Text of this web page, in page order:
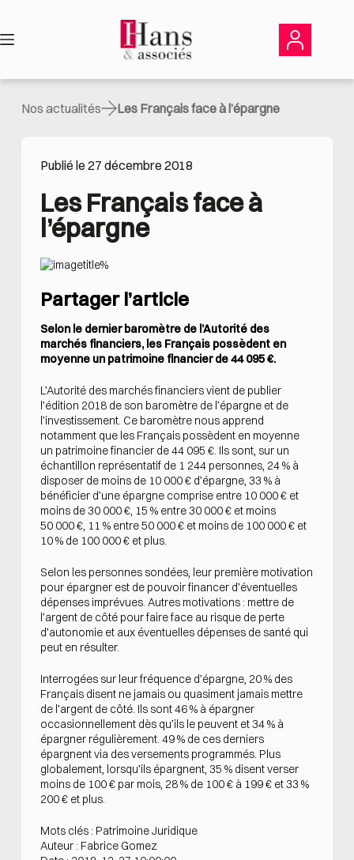
contenu
Nos actualités Les Français face à l’épargne
Publié le 27 décembre 2018
Les Français face à
l’épargne
Partager l’article
Selon le dernier baromètre de l’Autorité des
marchés financiers, les Français possèdent en
moyenne un patrimoine financier de 44 095 €.
L’Autorité des marchés financiers vient de publier
l’édition 2018 de son baromètre de l’épargne et de
l’investissement. Ce baromètre nous apprend
notamment que les Français possèdent en moyenne
un patrimoine financier de 44 095 €. Ils sont, sur un
échantillon représentatif de 1 244 personnes, 24 % à
disposer de moins de 10 000 € d’épargne, 33 % à
bénéficier d’une épargne comprise entre 10 000 € et
moins de 30 000 €, 15 % entre 30 000 € et moins
50 000 €, 11 % entre 50 000 € et moins de 100 000 € et
10 % de 100 000 € et plus.
Selon les personnes sondées, leur première motivation
pour épargner est de pouvoir financer d’éventuelles
dépenses imprévues. Autres motivations : mettre de
l’argent de côté pour faire face au risque de perte
d’autonomie et aux éventuelles dépenses de santé qui
peut en résulter.
Interrogées sur leur fréquence d’épargne, 20 % des
Français disent ne jamais ou quasiment jamais mettre
de l’argent de côté. Ils sont 46 % à épargner
occasionnellement dès qu’ils le peuvent et 34 % à
épargner régulièrement. 49 % de ces derniers
épargnent via des versements programmés. Plus
globalement, lorsqu’ils épargnent, 35 % disent verser
moins de 100 € par mois, 28 % de 100 € à 199 € et 33 %
200 € et plus.
Mots clés : Patrimoine Juridique
Auteur : Fabrice Gomez